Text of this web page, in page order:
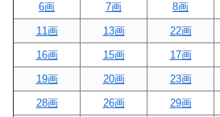
6画
7画 8画
11画
13画 22画
16画
15画 17画
19画
20画 23画
28画
26画 29画